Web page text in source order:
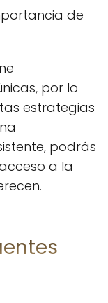
de
por lo
estrategias
podrás
a la